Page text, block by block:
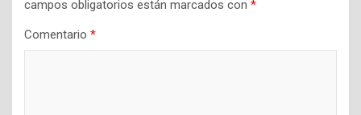
campos obligatorios están marcados con *
Comentario *